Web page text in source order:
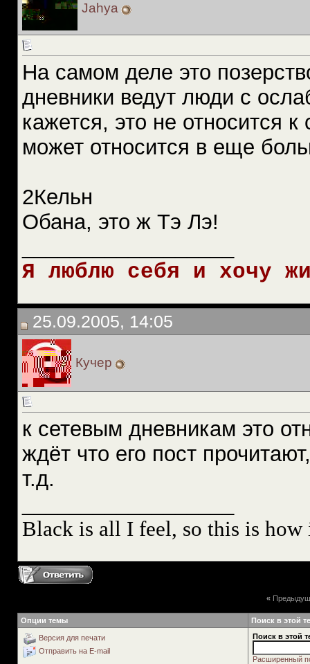
Jahya
На самом деле это
дневники ведут люди с
кажется, это не относится
может относится в еще
2Кельн
Обана, это ж Тэ Лэ!
Я люблю себя и хочу
25.09.2005, 14:05
Кучер
к сетевым дневникам это
ждёт что его пост
т.д.
Black is all I feel, so this is
«
Опции темы Поиск в этой
Версия для печати
Отправить на E-mail
Поиск в этой
Расширенный